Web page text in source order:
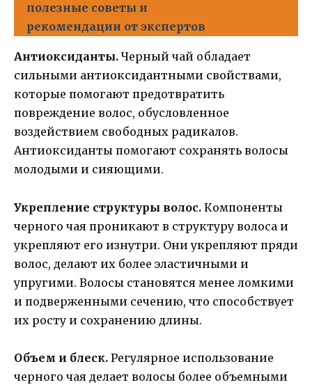
полезные советы и
рекомендации от экспертов
Антиоксиданты. Черный чай обладает
сильными антиоксидантными свойствами,
которые помогают предотвратить
повреждение волос, обусловленное
воздействием свободных радикалов.
Антиоксиданты помогают сохранять волосы
молодыми и сияющими.
Укрепление структуры волос. Компоненты
черного чая проникают в структуру волоса и
укрепляют его изнутри. Они укрепляют пряди
волос, делают их более эластичными и
упругими. Волосы становятся менее ломкими
и подверженными сечению, что способствует
их росту и сохранению длины.
Объем и блеск. Регулярное использование
черного чая делает волосы более объемными